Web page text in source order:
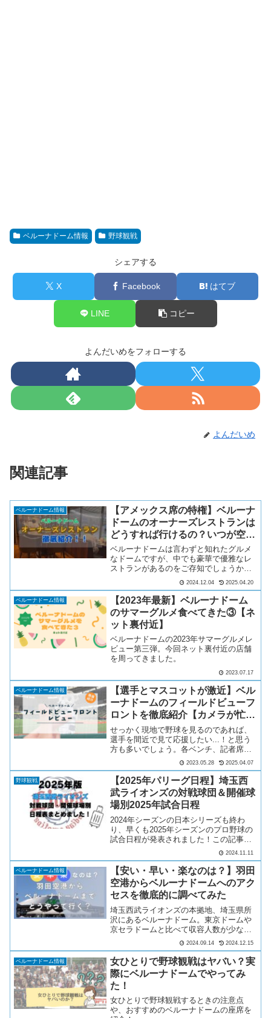
ベルーナドーム情報 野球観戦
シェアする
X Facebook はてブ
LINE コピー
よんだいめをフォローする
よんだいめ
関連記事
ベルーナドーム情報
【アメックス席の特権】ベルーナ
ドームのオーナーズレストランは
どうすれば行けるの？いつが空い
てる？席は選べる？
ベルーナドームは言わずと知れたグルメ
なドームですが、中でも豪華で優雅なレ
ストランがあるのをご存知でしょうか。
それは「オーナーズレストラン」。ネッ
ト裏エリアのド真ん中でドームの天井に
一番近いレストランです。バックネット
裏の高い位置から球場を見...
2024.12.04 2025.04.20
ベルーナドーム情報
【2023年最新】ベルーナドーム
のサマーグルメ食べてきた③【ネ
ット裏付近】
ベルーナドームの2023年サマーグルメレ
ビュー第三弾。今回ネット裏付近の店舗
を周ってきました。
2023.07.17
ベルーナドーム情報
【選手とマスコットが激近】ベル
ーナドームのフィールドビューフ
ロントを徹底紹介【カメラが忙し
い】
せっかく現地で野球を見るのであれば、
選手を間近で見て応援したい...！と思う
方も多いでしょう。各ベンチ、記者席の
隣に位置するフィールドビューの座席は
全国の球場でどこでも大人気！ではベル
ーナドームのフィールドビューではどの
ような座席なのでしょ...
2023.05.28 2025.04.07
野球観戦
【2025年パリーグ日程】埼玉西
武ライオンズの対戦球団＆開催球
場別2025年試合日程
2024年シーズンの日本シリーズも終わ
り、早くも2025年シーズンのプロ野球の
試合日程が発表されました！この記事で
埼玉西武ライオンズの2025年シーズンの
試合日程を、対戦球団と開催球場別に表
にしました。ビジター試合の遠征等にご
活用いただける...
2024.11.11
ベルーナドーム情報
【安い・早い・楽なのは？】羽田
空港からベルーナドームへのアク
セスを徹底的に調べてみた
埼玉西武ライオンズの本拠地、埼玉県所
沢にあるベルーナドーム。東京ドームや
京セラドームと比べて収容人数が少なめ
のため、アーティストにとって初めての
ドームライブの場所としてもよく利用さ
れるイメージです。遠征で訪れる方も多
いと思いますが、いかんせ...
2024.09.14 2024.12.15
ベルーナドーム情報
女ひとりで野球観戦はヤバい？実
際にベルーナドームでやってみ
た！
女ひとりで野球観戦するときの注意点
や、おすすめのベルーナドームの座席を